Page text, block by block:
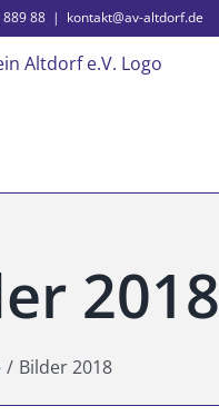
889 88 | kontakt@av-altdorf.de
2018
Bilder 2018